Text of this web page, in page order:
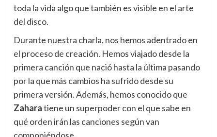
toda la vida algo que también es visible en el arte
del disco.
Durante nuestra charla, nos hemos adentrado en
el proceso de creación. Hemos viajado desde la
primera canción que nació hasta la última pasando
por la que más cambios ha sufrido desde su
primera versión. Además, hemos conocido que
Zaharatiene un superpoder con el que sabe en
qué orden irán las canciones según van